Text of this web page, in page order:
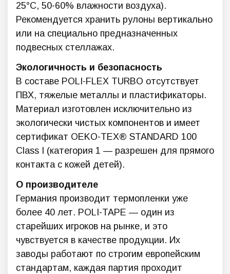
25°C, 50-60% влажности воздуха).
Рекомендуется хранить рулоны вертикально
или на специально предназначенных
подвесных стеллажах.
Экологичность и безопасность
В составе POLI-FLEX TURBO отсутствует
ПВХ, тяжелые металлы и пластификаторы.
Материал изготовлен исключительно из
экологически чистых компонентов и имеет
сертификат OEKO-TEX® STANDARD 100
Class I (категория 1 — разрешен для прямого
контакта с кожей детей).
О производителе
Германия производит термопленки уже
более 40 лет. POLI-TAPE — один из
старейших игроков на рынке, и это
чувствуется в качестве продукции. Их
заводы работают по строгим европейским
стандартам, каждая партия проходит